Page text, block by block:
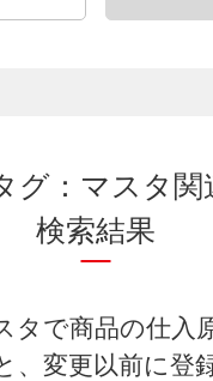
グ：マスタ関
検索結果
タで商品の仕入
、変更以前に登